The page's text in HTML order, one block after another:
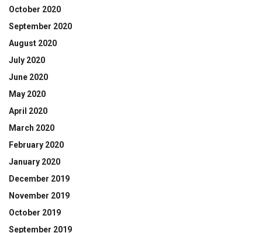
October 2020
September 2020
August 2020
July 2020
June 2020
May 2020
April 2020
March 2020
February 2020
January 2020
December 2019
November 2019
October 2019
September 2019